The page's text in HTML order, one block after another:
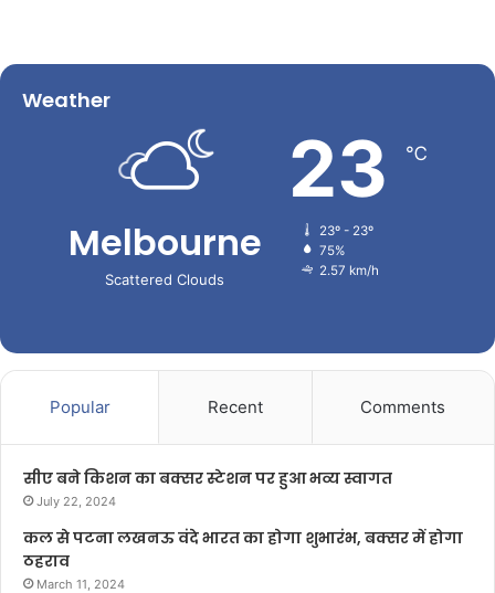
Weather
Melbourne
Scattered Clouds
23 ℃
23º - 23º
75%
2.57 km/h
Popular Recent Comments
सीए बने किशन का बक्सर स्टेशन पर हुआ भव्य स्वागत
July 22, 2024
कल से पटना लखनऊ वंदे भारत का होगा शुभारंभ, बक्सर में होगा
ठहराव
March 11, 2024